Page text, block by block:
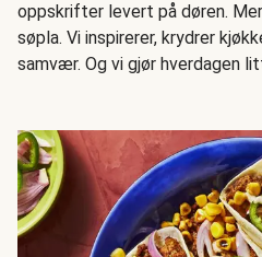
oppskrifter levert på døren.
søpla. Vi inspirerer, krydrer
samvær. Og vi gjør hverdagen